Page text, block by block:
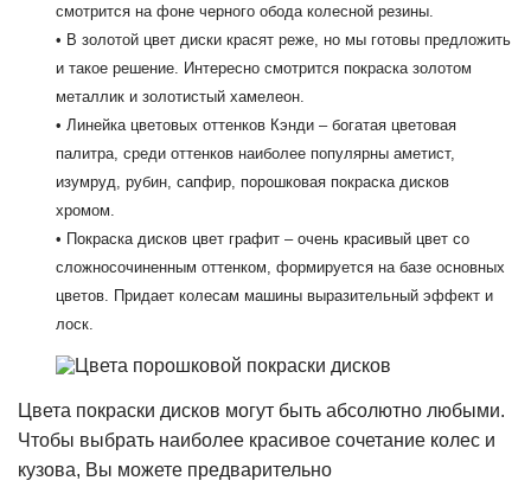
смотрится на фоне черного обода колесной резины.
• В золотой цвет диски красят реже, но мы готовы предложить
и такое решение. Интересно смотрится покраска золотом
металлик и золотистый хамелеон.
• Линейка цветовых оттенков Кэнди – богатая цветовая
палитра, среди оттенков наиболее популярны аметист,
изумруд, рубин, сапфир, порошковая покраска дисков
хромом.
• Покраска дисков цвет графит – очень красивый цвет со
сложносочиненным оттенком, формируется на базе основных
цветов. Придает колесам машины выразительный эффект и
лоск.
Цвета покраски дисков могут быть абсолютно любыми.
Чтобы выбрать наиболее красивое сочетание колес и
кузова, Вы можете предварительно